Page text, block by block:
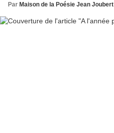
Par Maison de la Poésie Jean Joubert